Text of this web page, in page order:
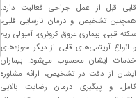
قلبی قبل از عمل جراحی فعالیت دارد.
همچنین تشخیص و درمان نارسایی قلبی،
سکته قلبی، بیماری عروق کرونری، آمبولی ریه
و انواع آریتمی‌های قلبی از دیگر حوزه‌های
خدمات ایشان محسوب می‌شود. بیماران
ایشان از دقت در تشخیص، ارائه مشاوره
کامل، و پیگیری درمان رضایت بالایی